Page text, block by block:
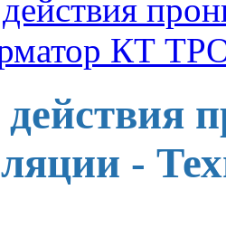
КТ
-